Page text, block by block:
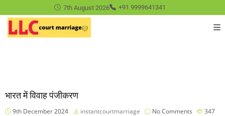
7th August 2026 +91 9999641341
भारत में विवाह पंजीकरण
9th December 2024 instantcourtmarriage No Comments
347